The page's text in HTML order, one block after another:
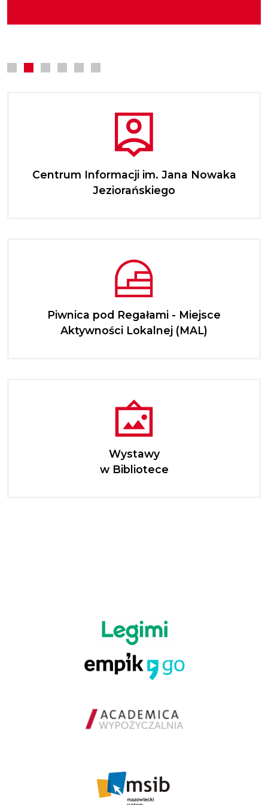
Centrum Informacji im. Jana Nowaka
Jeziorańskiego
Piwnica pod Regałami - Miejsce
Aktywności Lokalnej (MAL)
Wystawy
w Bibliotece